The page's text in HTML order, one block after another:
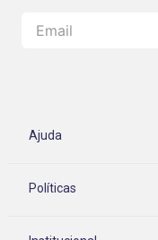
Ajuda
Rastrear meu pedido
Políticas